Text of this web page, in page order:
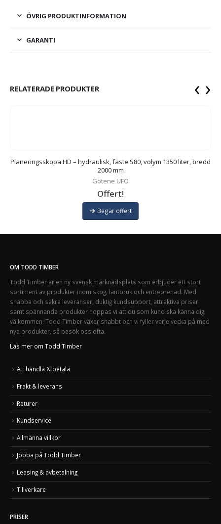
ÖVRIG PRODUKTINFORMATION
GARANTI
RELATERADE PRODUKTER
Planeringsskopa HD – hydraulisk, fäste S80, volym 1350 liter, bredd
2000 mm
Götene UFO
Offert!
Begär offert
‹ ›
OM TODD TIMBER
Todd Timber är en ny svensk marknadsplats som erbjuder ett stort
sortiment av produkter inom skog, lantbruk och entreprenad. Med
snabba och säkra leveranser, duktig kundsupport, attraktiva priser
samt spännande produkter hoppas vi att du som kund ska känna dig
välkommen. Todd Timber växer snabbt och vi fyller varje vecka på med
nya produkter, så besök oss ofta.
Läs mer om Todd Timber
Att handla & betala
Frakt & leverans
Returer
Kundservice
Allmänna villkor
Jobba på Todd Timber
Leasing & avbetalning
Tillverkare
PRISER